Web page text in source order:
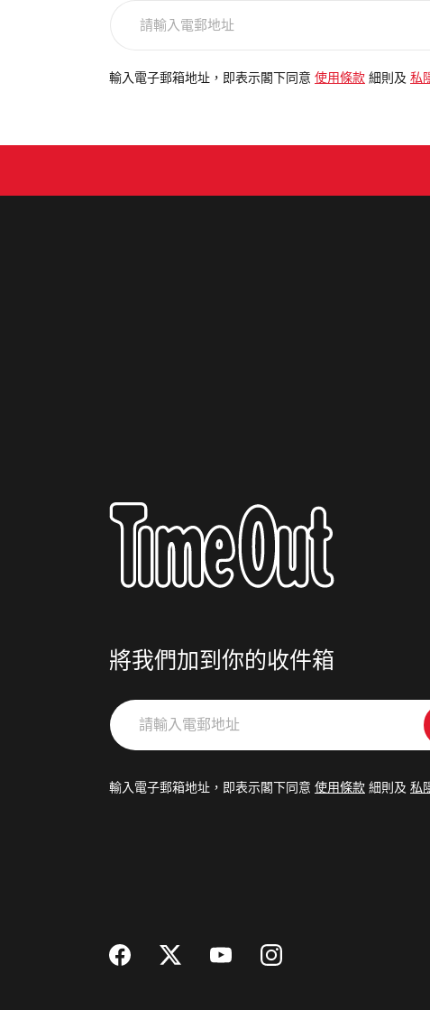
電
輸入電子郵箱地址，即表示閣下同意 使用條款 細則及 私
將我們加到你的收件箱
請
輸
郵
輸入電子郵箱地址，即表示閣下同意 使用條款 細則及 私